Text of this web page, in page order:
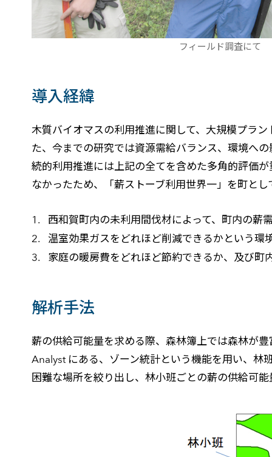
フィールド調査にて
導入経緯
木質バイオマスの利用推進に関して、大規模プラ
た、今までの研究では資源需給バランス、環境へ
続的利用推進には上記の全てを含めた多角的評価
なかったため、「薪ストーブ利用世界一」を町と
西和賀町内の未利用間伐材によって、町内の薪
温室効果ガスをどれほど削減できるかという環
家庭の暖房費をどれほど節約できるか、及び
解析手法
薪の供給可能量を求める際、森林簿上では森林が
Analyst にある、ゾーン統計という機能を用い、
困難な場所を絞り出し、林小班ごとの薪の供給可